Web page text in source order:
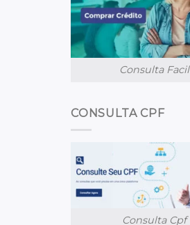
Consulta Facil
CONSULTA CPF
Consulta Cpf